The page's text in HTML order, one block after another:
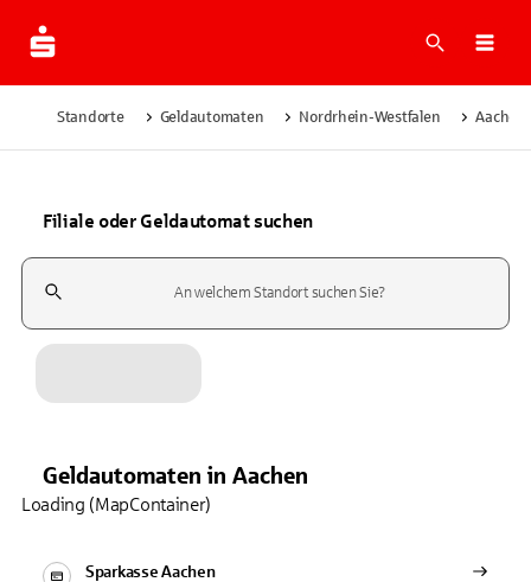
Suche
Standorte Geldautomaten Nordrhein-Westfalen Aachen
Filiale oder Geldautomat suchen
Suchfeld
Geldautomaten in Aachen
Sparkasse Aachen
Loading (MapContainer)